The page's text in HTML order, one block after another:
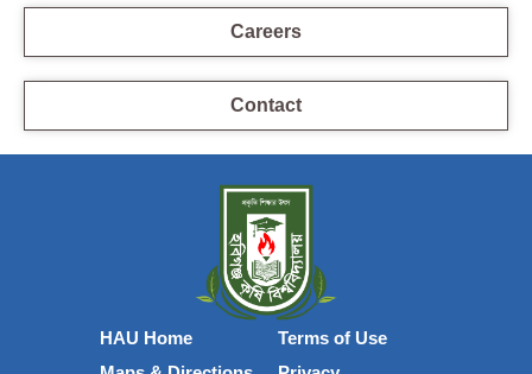
Careers
Contact
HAU Home
Terms of Use